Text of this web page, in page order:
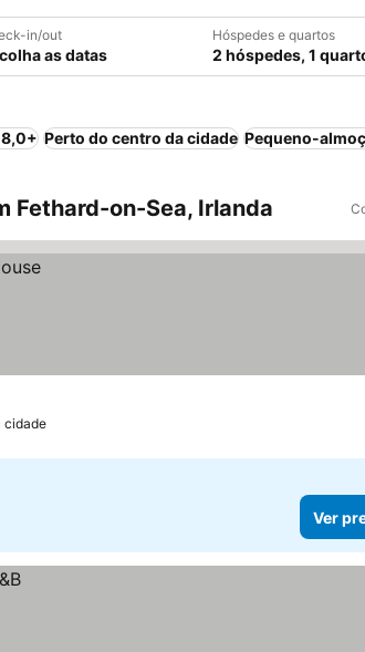
in/out
as datas
Hóspedes e quartos
2 hóspedes, 1
8,0+ Perto do centro da cidade Pequeno-
Fethard-on-Sea, Irlanda
cidade
Ver